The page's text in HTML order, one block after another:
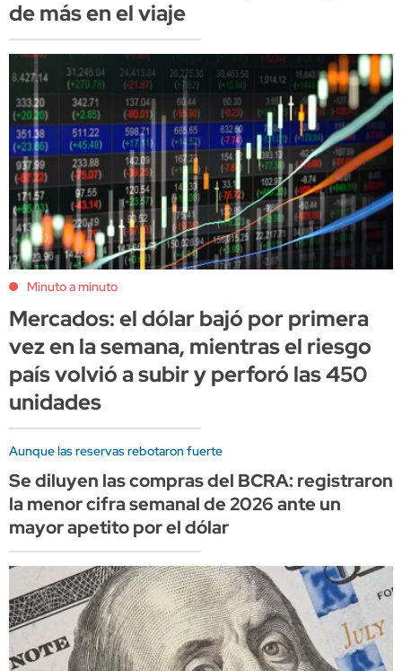
de más en el viaje
Minuto a minuto
Mercados: el dólar bajó por primera
vez en la semana, mientras el riesgo
país volvió a subir y perforó las 450
unidades
Aunque las reservas rebotaron fuerte
Se diluyen las compras del BCRA: registraron
la menor cifra semanal de 2026 ante un
mayor apetito por el dólar